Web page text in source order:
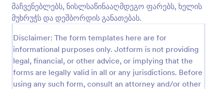
მაჩვენებლებს, ნისლსაწინააღმდეგო ფარებს, ხელის
მუხრუჭს და დეშბორდის განათებას.
Disclaimer: The form templates here are for
informational purposes only. Jotform is not providing
legal, financial, or other advice, or implying that the
forms are legally valid in all or any jurisdictions. Before
using any such form, consult an attorney and/or other